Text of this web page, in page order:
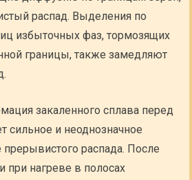
распад. Выделения по
избыточных фаз, тормозящих
границы, также замедляют
закаленного сплава перед
сильное и неоднозначное
прерывистого распада. После
при нагреве в полосах